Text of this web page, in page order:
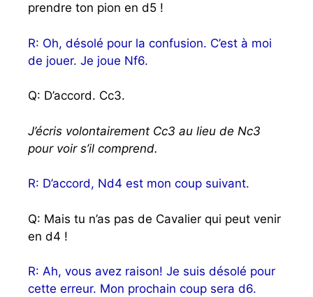
prendre ton pion en d5 !
R: Oh, désolé pour la confusion. C’est à moi
de jouer. Je joue Nf6.
Q: D’accord. Cc3.
J’écris volontairement Cc3 au lieu de Nc3
pour voir s’il comprend.
R: D’accord, Nd4 est mon coup suivant.
Q: Mais tu n’as pas de Cavalier qui peut venir
en d4 !
R: Ah, vous avez raison! Je suis désolé pour
cette erreur. Mon prochain coup sera d6.